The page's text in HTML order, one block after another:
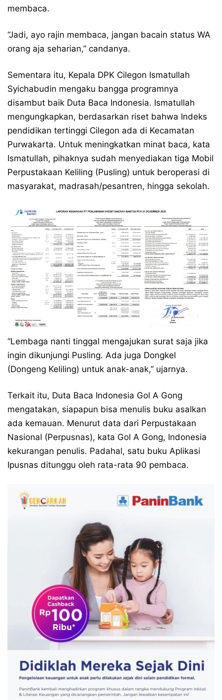
membaca.
“Jadi, ayo rajin membaca, jangan bacain status WA
orang aja seharian,” candanya.
Sementara itu, Kepala DPK Cilegon Ismatullah
Syichabudin mengaku bangga programnya
disambut baik Duta Baca Indonesia. Ismatullah
mengungkapkan, berdasarkan riset bahwa Indeks
pendidikan tertinggi Cilegon ada di Kecamatan
Purwakarta. Untuk meningkatkan minat baca, kata
Ismatullah, pihaknya sudah menyediakan tiga Mobil
Perpustakaan Keliling (Pusling) untuk beroperasi di
masyarakat, madrasah/pesantren, hingga sekolah.
“Lembaga nanti tinggal mengajukan surat saja jika
ingin dikunjungi Pusling. Ada juga Dongkel
(Dongeng Keliling) untuk anak-anak,” ujarnya.
Terkait itu, Duta Baca Indonesia Gol A Gong
mengatakan, siapapun bisa menulis buku asalkan
ada kemauan. Menurut data dari Perpustakaan
Nasional (Perpusnas), kata Gol A Gong, Indonesia
kekurangan penulis. Padahal, satu buku Aplikasi
Ipusnas ditunggu oleh rata-rata 90 pembaca.